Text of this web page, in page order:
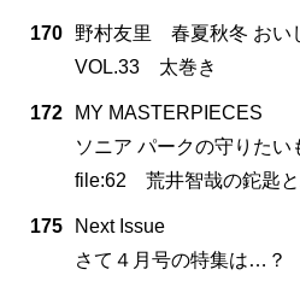
170
野村友里 春夏秋冬 おい
VOL.33 太巻き
172
MY MASTERPIECES
ソニア パークの守りたい
file:62 荒井智哉の鉈匙
175
Next Issue
さて４月号の特集は…？